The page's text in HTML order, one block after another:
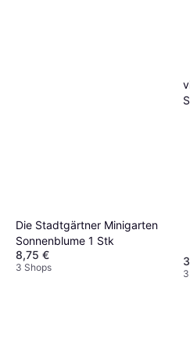
Die Stadtgärtner Minigarten
Sonnenblume 1 Stk
8,75 €
3 Shops